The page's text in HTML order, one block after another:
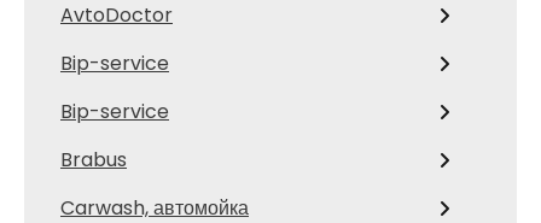
AvtoDoctor
Bip-service
Bip-service
Brabus
Carwash, автомойка